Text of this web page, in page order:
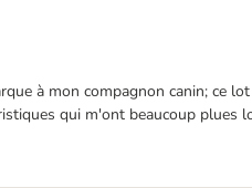
à mon compagnon canin;
qui m'ont beaucoup